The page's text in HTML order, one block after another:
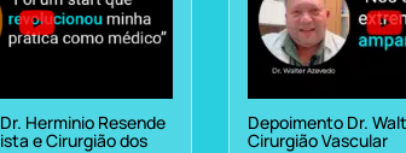
Herminio Resende
e Cirurgião dos
Depoimento Dr.
Cirurgião Vascular